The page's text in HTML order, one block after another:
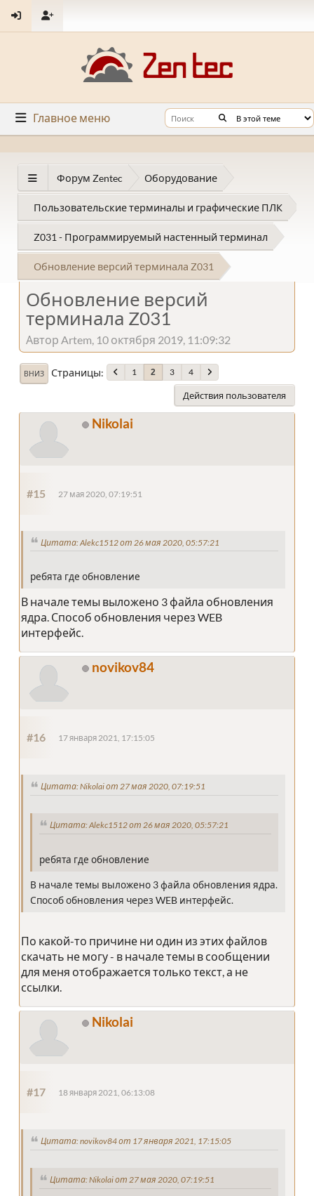
Главное меню
Форум Zentec Оборудование
Пользовательские терминалы и графические ПЛК
Z031 - Программируемый настенный терминал
Обновление версий терминала Z031
Обновление версий
терминала Z031
Автор Artem, 10 октября 2019, 11:09:32
ВНИЗ Страницы 1 2 3 4
Действия пользователя
Nikolai
#15 27 мая 2020, 07:19:51
Цитата: Alekc1512 от 26 мая 2020, 05:57:21
ребята где обновление
В начале темы выложено 3 файла обновления
ядра. Способ обновления через WEB
интерфейс.
novikov84
#16 17 января 2021, 17:15:05
Цитата: Nikolai от 27 мая 2020, 07:19:51
Цитата: Alekc1512 от 26 мая 2020, 05:57:21
ребята где обновление
В начале темы выложено 3 файла обновления ядра.
Способ обновления через WEB интерфейс.
По какой-то причине ни один из этих файлов
скачать не могу - в начале темы в сообщении
для меня отображается только текст, а не
ссылки.
Nikolai
#17 18 января 2021, 06:13:08
Цитата: novikov84 от 17 января 2021, 17:15:05
Цитата: Nikolai от 27 мая 2020, 07:19:51